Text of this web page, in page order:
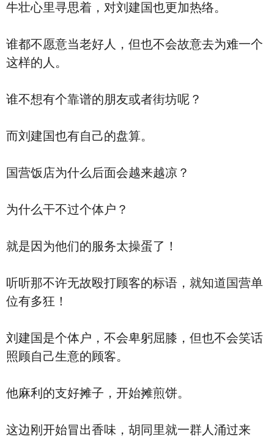
牛壮心里寻思着，对刘建国也更加热络。
谁都不愿意当老好人，但也不会故意去为难一个
这样的人。
谁不想有个靠谱的朋友或者街坊呢？
而刘建国也有自己的盘算。
国营饭店为什么后面会越来越凉？
为什么干不过个体户？
就是因为他们的服务太操蛋了！
听听那不许无故殴打顾客的标语，就知道国营单
位有多狂！
刘建国是个体户，不会卑躬屈膝，但也不会笑话
照顾自己生意的顾客。
他麻利的支好摊子，开始摊煎饼。
这边刚开始冒出香味，胡同里就一群人涌过来